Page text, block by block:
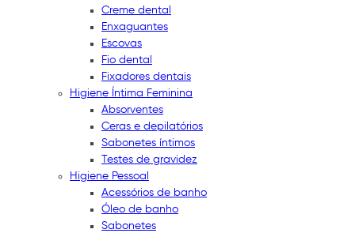
Creme dental
Enxaguantes
Escovas
Fio dental
Fixadores dentais
Higiene Íntima Feminina
Absorventes
Ceras e depilatórios
Sabonetes íntimos
Testes de gravidez
Higiene Pessoal
Acessórios de banho
Óleo de banho
Sabonetes